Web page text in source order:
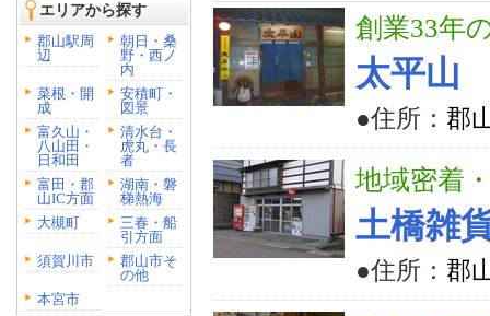
エリアから探す
郡山駅周
辺
朝日・桑
野・西ノ
内
菜根・開
成
安積町・
図景
富久山・
八山田・
日和田
清水台・
虎丸・長
者
富田・郡
山IC方面
湖南・磐
梯熱海
大槻町
三春・船
引方面
須賀川市
郡山市そ
の他
本宮市
創業33年
太平山
●住所： 郡
地域密着
土橋雑
●住所： 郡